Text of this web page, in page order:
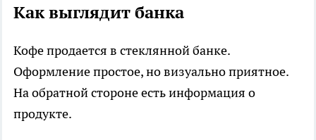
Как выглядит банка
Кофе продается в стеклянной банке.
Оформление простое, но визуально приятное.
На обратной стороне есть информация о
продукте.